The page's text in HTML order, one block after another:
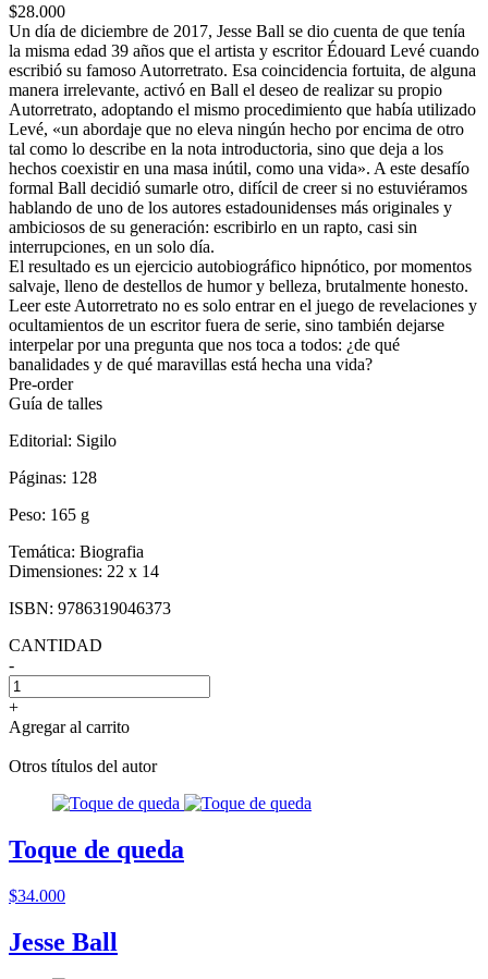
$28.000
Un día de diciembre de 2017, Jesse Ball se dio cuenta de que tenía
la misma edad 39 años que el artista y escritor Édouard Levé cuando
escribió su famoso Autorretrato. Esa coincidencia fortuita, de alguna
manera irrelevante, activó en Ball el deseo de realizar su propio
Autorretrato, adoptando el mismo procedimiento que había utilizado
Levé, «un abordaje que no eleva ningún hecho por encima de otro
tal como lo describe en la nota introductoria, sino que deja a los
hechos coexistir en una masa inútil, como una vida». A este desafío
formal Ball decidió sumarle otro, difícil de creer si no estuviéramos
hablando de uno de los autores estadounidenses más originales y
ambiciosos de su generación: escribirlo en un rapto, casi sin
interrupciones, en un solo día.
El resultado es un ejercicio autobiográfico hipnótico, por momentos
salvaje, lleno de destellos de humor y belleza, brutalmente honesto.
Leer este Autorretrato no es solo entrar en el juego de revelaciones y
ocultamientos de un escritor fuera de serie, sino también dejarse
interpelar por una pregunta que nos toca a todos: ¿de qué
banalidades y de qué maravillas está hecha una vida?
Pre-order
Guía de talles
Editorial: Sigilo
Páginas: 128
Peso: 165 g
Temática: Biografia
Dimensiones: 22 x 14
ISBN: 9786319046373
CANTIDAD
-
+
Agregar al carrito
Otros títulos del autor
Toque de queda
$34.000
Jesse Ball